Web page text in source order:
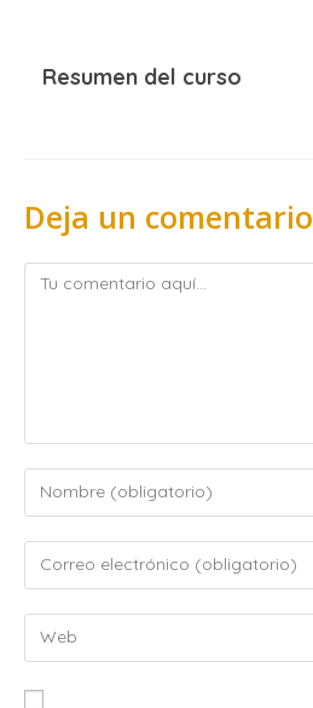
Resumen del curso
Deja un comentario